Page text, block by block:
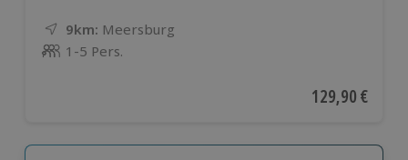
9km: Entfernung
Standort
Meersburg
Anzahl der Teilnehmer
1-5 Pers.
Aktueller Preis
129,90 €